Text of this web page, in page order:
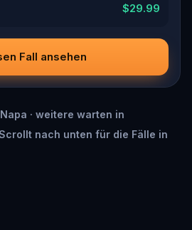
$29.99
Fall ansehen
· weitere warten in
nach unten für die Fälle in